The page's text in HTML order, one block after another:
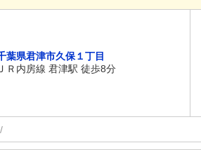
葉県君津市久保１丁目
ＪＲ内房線 君津駅 徒歩8分